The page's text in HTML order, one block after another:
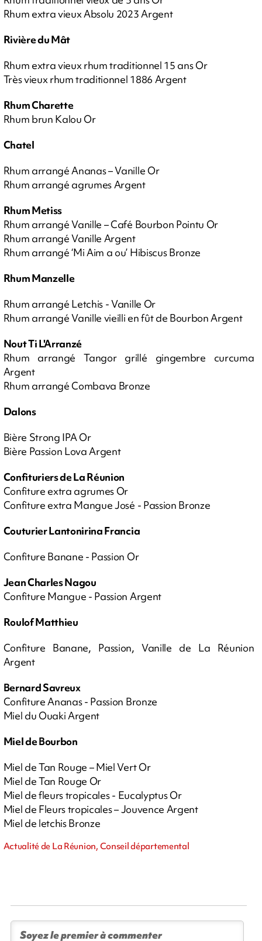
Rhum extra vieux Absolu 2023 Argent
Rivière du Mât
Rhum extra vieux rhum traditionnel 15 ans Or
Très vieux rhum traditionnel 1886 Argent
Rhum Charette
Rhum brun Kalou Or
Chatel
Rhum arrangé Ananas – Vanille Or
Rhum arrangé agrumes Argent
Rhum Metiss
Rhum arrangé Vanille – Café Bourbon Pointu Or
Rhum arrangé Vanille Argent
Rhum arrangé ‘Mi Aim a ou’ Hibiscus Bronze
Rhum Manzelle
Rhum arrangé Letchis - Vanille Or
Rhum arrangé Vanille vieilli en fût de Bourbon Argent
Nout Ti L'Arranzé
Rhum arrangé Tangor grillé gingembre curcuma
Argent
Rhum arrangé Combava Bronze
Dalons
Bière Strong IPA Or
Bière Passion Lova Argent
Confituriers de La Réunion
Confiture extra agrumes Or
Confiture extra Mangue José - Passion Bronze
Couturier Lantonirina Francia
Confiture Banane - Passion Or
Jean Charles Nagou
Confiture Mangue - Passion Argent
Roulof Matthieu
Confiture Banane, Passion, Vanille de La Réunion
Argent
Bernard Savreux
Confiture Ananas - Passion Bronze
Miel du Ouaki Argent
Miel de Bourbon
Miel de Tan Rouge – Miel Vert Or
Miel de Tan Rouge Or
Miel de fleurs tropicales - Eucalyptus Or
Miel de Fleurs tropicales – Jouvence Argent
Miel de letchis Bronze
Actualité de La Réunion, Conseil départemental